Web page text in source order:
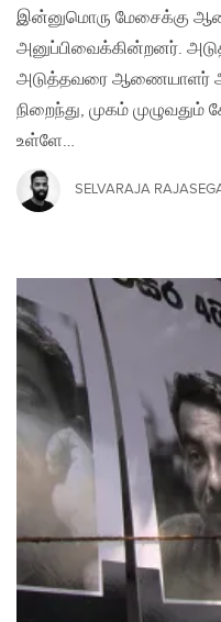
இன்னுமொரு மேசைக்கு
அனுப்பிவைக்கின்றனர்.
அடுத்தவரை ஆணையாளர்
நிறைந்து, முகம்
உள்ளே…
SELVARAJA